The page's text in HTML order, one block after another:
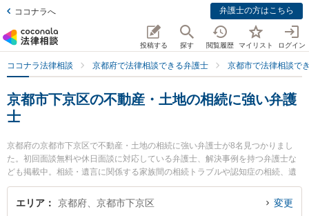
ココナラへ 弁護士の方はこちら
投稿する 探す 閲覧履歴 マイリスト ログイン
ココナラ法律相談 京都府で法律相談できる弁護士 京都市で法律相談で
京都市下京区の不動産・土地の相続に強い弁護
士
京都府の京都市下京区で不動産・土地の相続に強い弁護士が8名見つかりまし
た。初回面談無料や休日面談に対応している弁護士、解決事例を持つ弁護士な
ども掲載中。相続・遺言に関係する家族間の相続トラブルや認知症の相続、遺
産分割等の細かな分野での絞り込み検索もでき便利です。特に荻野法律事務所
の荻野 伸一弁護士やムネカワ法律事務所の宗川 雄己弁護士、嶋田隼也法律事務
エリア 京都府、京都市下京区 変更